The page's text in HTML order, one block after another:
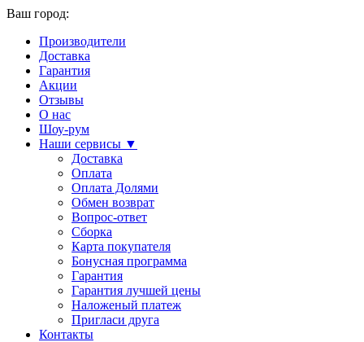
Ваш город:
Производители
Доставка
Гарантия
Акции
Отзывы
О нас
Шоу-рум
Наши сервисы ▼
Доставка
Оплата
Оплата Долями
Обмен возврат
Вопрос-ответ
Сборка
Карта покупателя
Бонусная программа
Гарантия
Гарантия лучшей цены
Наложеный платеж
Пригласи друга
Контакты